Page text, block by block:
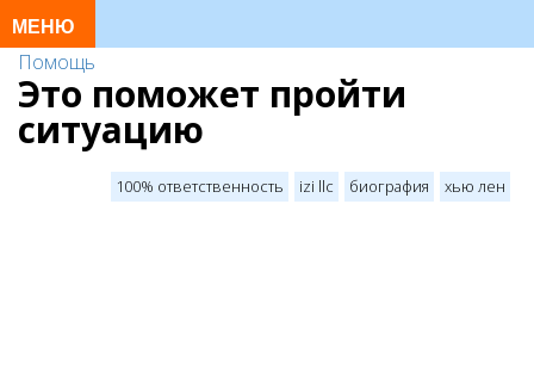
Помощь
Это поможет пройти
ситуацию
100% ответственность izi llc биография хью лен